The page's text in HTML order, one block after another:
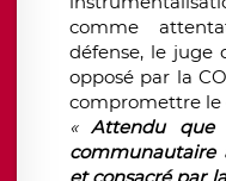
comme
défense, le juge
opposé par la
compromettre le
«Attendu que
communautaire